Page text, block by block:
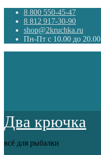
8 800 550-45-47
8 812 917-30-90
shop@2kruchka.ru
Пн-Пт с 10.00 до 20.00
Два крючка
всё для рыбалки